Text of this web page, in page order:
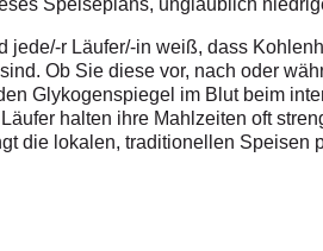
jede/-r Läufer/-in weiß, dass
Ob Sie diese vor, nach oder
Glykogenspiegel im Blut beim
halten ihre Mahlzeiten oft
die lokalen, traditionellen Speisen